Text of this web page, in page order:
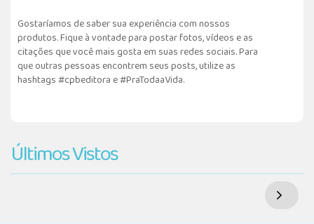
Gostaríamos de saber sua experiência com nossos
produtos. Fique à vontade para postar fotos, vídeos e as
citações que você mais gosta em suas redes sociais. Para
que outras pessoas encontrem seus posts, utilize as
hashtags #cpbeditora e #PraTodaaVida.
Últimos Vistos